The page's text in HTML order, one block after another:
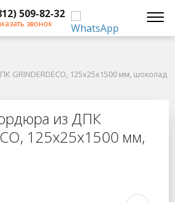
509-82-32
звонок
125х25х1500 мм, шоколад
из ДПК
GRINDERDECO, 125х25х1500 мм, шоколад
из ДПК
125х25х1500 мм,